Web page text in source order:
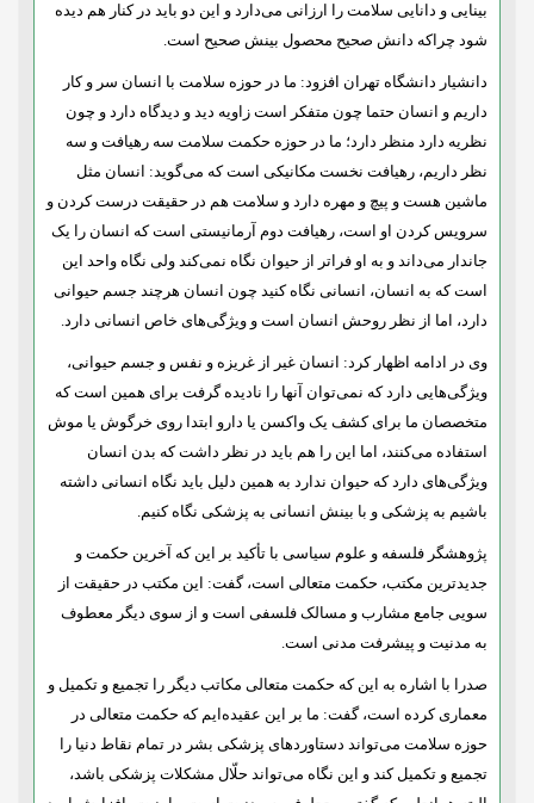
بینایی و دانایی سلامت را ارزانی می‌دارد و این دو باید در کنار هم دیده
شود چراکه دانش صحیح محصول بینش صحیح است.
دانشیار دانشگاه تهران افزود: ما در حوزه سلامت با انسان سر و کار
داریم و انسان حتما چون متفکر است زاویه دید و دیدگاه دارد و چون
نظریه دارد منظر دارد؛ ما در حوزه حکمت سلامت سه رهیافت و سه
نظر داریم، رهیافت نخست مکانیکی است که می‌گوید: انسان مثل
ماشین هست و پیچ و مهره دارد و سلامت هم در حقیقت درست کردن و
سرویس کردن او است، رهیافت دوم آرمانیستی است که انسان را یک
جاندار می‌داند و به او فراتر از حیوان نگاه نمی‌کند ولی نگاه واحد این
است که به انسان، انسانی نگاه کنید چون انسان هرچند جسم حیوانی
دارد، اما از نظر روحش انسان است و ویژگی‌های خاص انسانی دارد.
وی در ادامه اظهار کرد: انسان غیر از غریزه و نفس و جسم حیوانی،
ویژگی‌هایی دارد که نمی‌توان آنها را نادیده گرفت برای همین است که
متخصصان ما برای کشف یک واکسن یا دارو ابتدا روی خرگوش یا موش
استفاده می‌کنند، اما این را هم باید در نظر داشت که بدن انسان
ویژگی‌های دارد که حیوان ندارد به همین دلیل باید نگاه انسانی داشته
باشیم به پزشکی و با بینش انسانی به پزشکی نگاه کنیم.
پژوهشگر فلسفه و علوم سیاسی با تأکید بر این که آخرین حکمت و
جدیدترین مکتب، حکمت متعالی است، گفت: این مکتب در حقیقت از
سویی جامع مشارب و مسالک فلسفی است و از سوی دیگر معطوف
به مدنیت و پیشرفت مدنی است.
صدرا با اشاره به این که حکمت متعالی مکاتب دیگر را تجمیع و تکمیل و
معماری کرده است، گفت: ما بر این عقیده‌ایم که حکمت متعالی در
حوزه سلامت می‌تواند دستاوردهای پزشکی بشر در تمام نقاط دنیا را
تجمیع و تکمیل کند و این نگاه می‌تواند حلّال مشکلات پزشکی باشد،